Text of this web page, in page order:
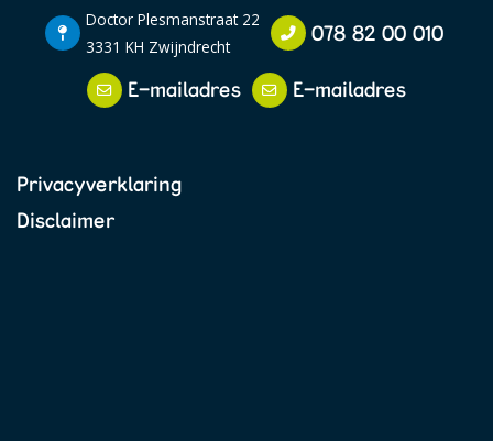
Doctor Plesmanstraat 22
3331 KH Zwijndrecht
078 82 00 010
E-mailadres E-mailadres
Privacyverklaring
Disclaimer